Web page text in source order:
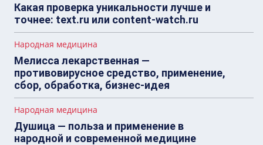
Какая проверка уникальности лучше и
точнее: text.ru или content-watch.ru
Народная медицина
Мелисса лекарственная —
противовирусное средство, применение,
сбор, обработка, бизнес-идея
Народная медицина
Душица — польза и применение в
народной и современной медицине